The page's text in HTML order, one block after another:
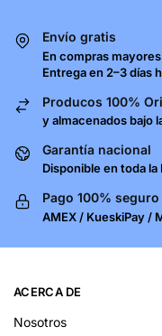
Envío gratis
En compras
Entrega en 2–3 días
Producos 100%
y almacenados bajo
Garantía nacional
Disponible en toda
Pago 100% seguro
AMEX / KueskiPay /
ACERCA DE
Nosotros